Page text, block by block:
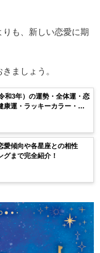
も、新しい恋愛に期
ましょう。
和3年）の運勢・全体運・恋
康運・ラッキーカラー・ラ
愛傾向や各星座との相性
まで完全紹介！